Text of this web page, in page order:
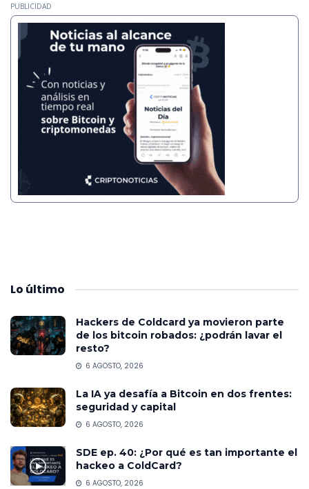
PUBLICIDAD
Lo último
Hackers de Coldcard ya movieron parte
de los bitcoin robados: ¿podrán lavar el
resto?
6 AGOSTO, 2026
La IA ya desafía a Bitcoin en dos frentes:
seguridad y capital
6 AGOSTO, 2026
SDE ep. 40: ¿Por qué es tan importante el
hackeo a ColdCard?
6 AGOSTO, 2026